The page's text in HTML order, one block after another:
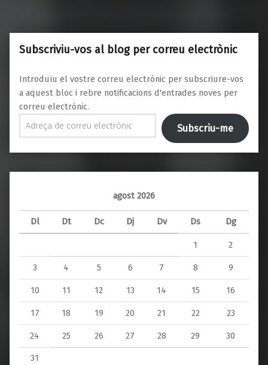
Subscriviu-vos al blog per correu electrònic
Introduïu el vostre correu electrònic per subscriure-vos
a aquest bloc i rebre notificacions d'entrades noves per
correu electrònic.
Adreça de correu electrònic
Subscriu-me
agost 2026
Dl Dt Dc Dj Dv Ds Dg
1 2
3 4 5 6 7 8 9
10 11 12 13 14 15 16
17 18 19 20 21 22 23
24 25 26 27 28 29 30
31